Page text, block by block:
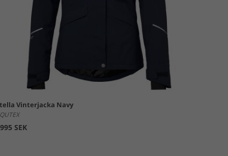
där under. En aktiv ventilation är inbyggd i plaggen
din häst, oavsett väder, kan prestera optimalt.
Vinterjacka Navy
SEK